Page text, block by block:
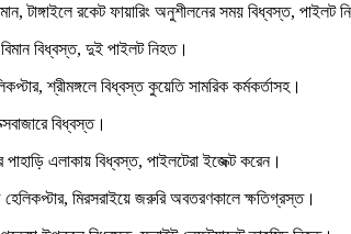
টাঙ্গাইলে রকেট ফায়ারিং অনুশীলনের সময় বিধ্বস্ত, পাইলট
বিধ্বস্ত, দুই পাইলট নিহত।
শ্রীমঙ্গলে বিধ্বস্ত কুয়েতি সামরিক কর্মকর্তাসহ।
বিধ্বস্ত।
এলাকায় বিধ্বস্ত, পাইলটেরা ইজেক্ট করেন।
মিরসরাইয়ে জরুরি অবতরণকালে ক্ষতিগ্রস্ত।